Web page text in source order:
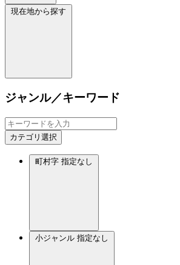
現在地から探す
ジャンル／キーワード
カテゴリ選択
町村字 指定なし
小ジャンル 指定なし